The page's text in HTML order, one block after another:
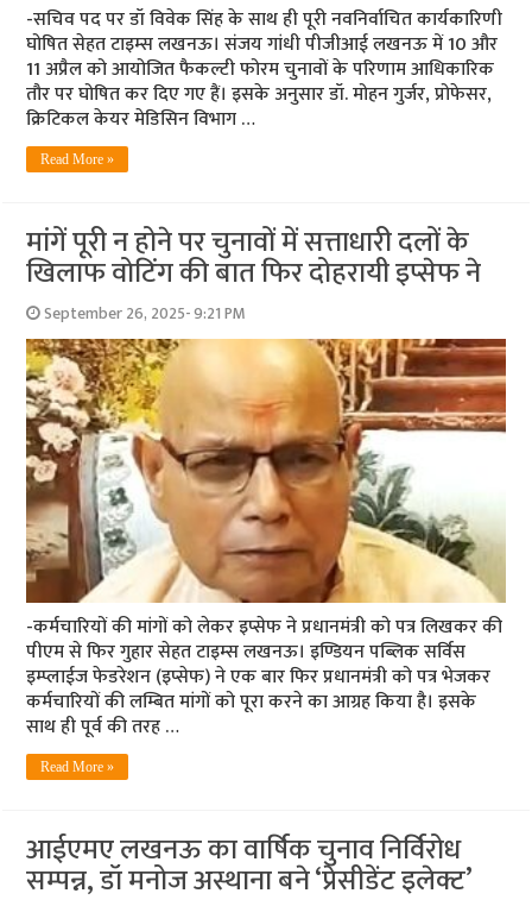
-सचिव पद पर डॉ विवेक सिंह के साथ ही पूरी नवनिर्वाचित कार्यकारिणी
घोषित सेहत टाइम्स लखनऊ। संजय गांधी पीजीआई लखनऊ में 10 और
11 अप्रैल को आयोजित फैकल्टी फोरम चुनावों के परिणाम आधिकारिक
तौर पर घोषित कर दिए गए हैं। इसके अनुसार डॉ. मोहन गुर्जर, प्रोफेसर,
क्रिटिकल केयर मेडिसिन विभाग …
Read More »
मांगें पूरी न होने पर चुनावों में सत्ताधारी दलों के
खिलाफ वोटिंग की बात फिर दोहरायी इप्सेफ ने
September 26, 2025- 9:21 PM
-कर्मचारियों की मांगों को लेकर इप्सेफ ने प्रधानमंत्री को पत्र लिखकर की
पीएम से फिर गुहार सेहत टाइम्स लखनऊ। इण्डियन पब्लिक सर्विस
इम्प्लाईज फेडरेशन (इप्सेफ) ने एक बार फिर प्रधानमंत्री को पत्र भेजकर
कर्मचारियों की लम्बित मांगों को पूरा करने का आग्रह किया है। इसके
साथ ही पूर्व की तरह …
Read More »
आईएमए लखनऊ का वार्षिक चुनाव निर्विरोध
सम्पन्न, डॉ मनोज अस्थाना बने ‘प्रेसीडेंट इलेक्ट’